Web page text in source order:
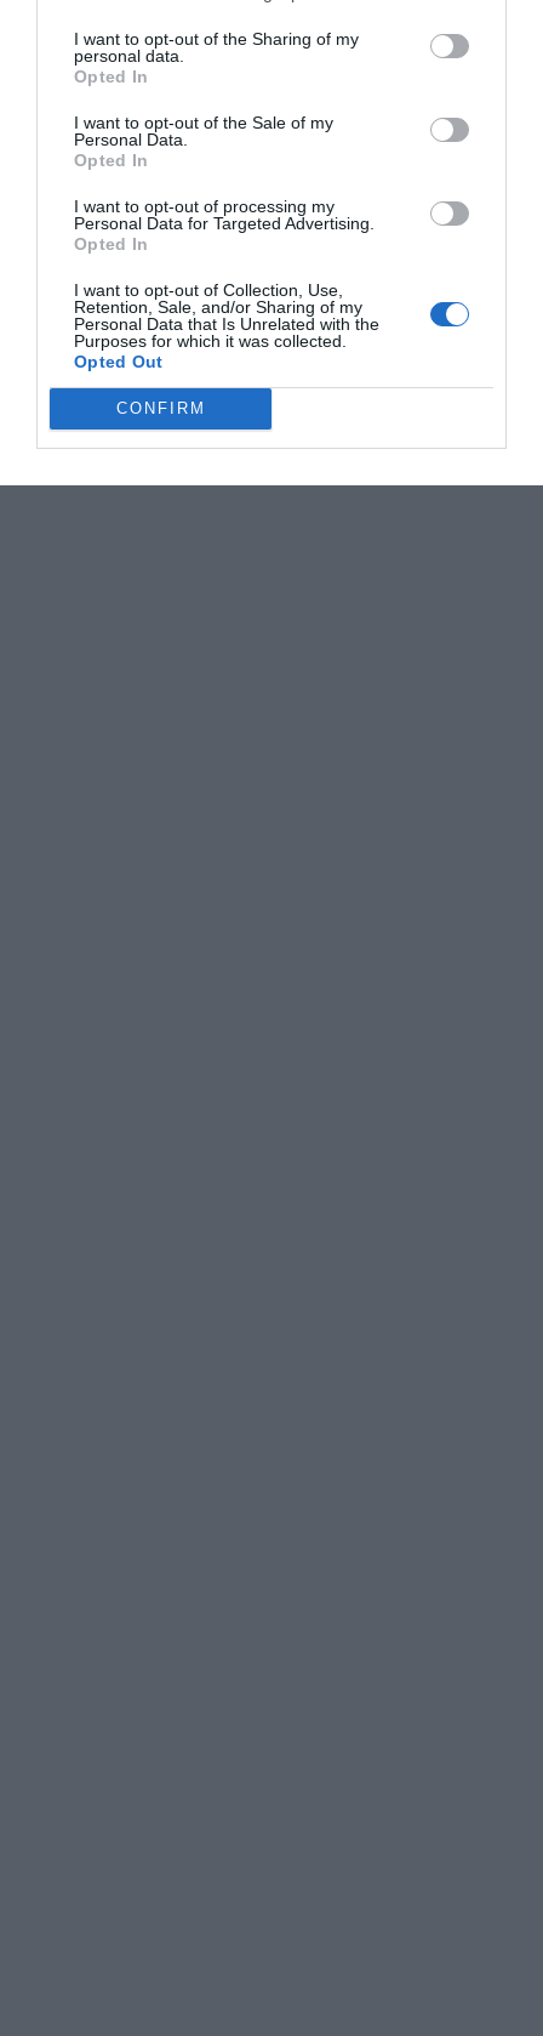
I want to opt-out of the Sharing of my
personal data.
Opted In
I want to opt-out of the Sale of my
Personal Data.
Opted In
I want to opt-out of processing my
Personal Data for Targeted Advertising.
Opted In
I want to opt-out of Collection, Use,
Retention, Sale, and/or Sharing of my
Personal Data that Is Unrelated with the
Purposes for which it was collected.
Opted Out
CONFIRM